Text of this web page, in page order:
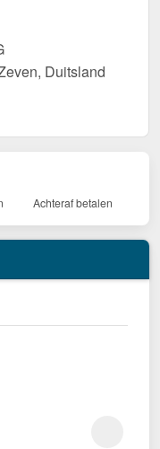
Duitsland
Achteraf betalen